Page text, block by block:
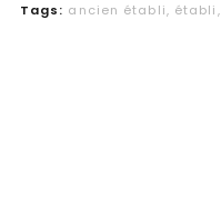
Tags: ancien établi, établi,